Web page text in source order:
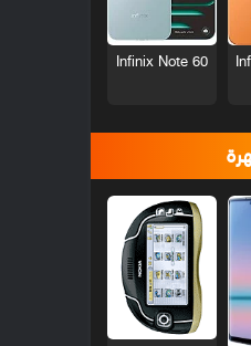
Infinix Note 60